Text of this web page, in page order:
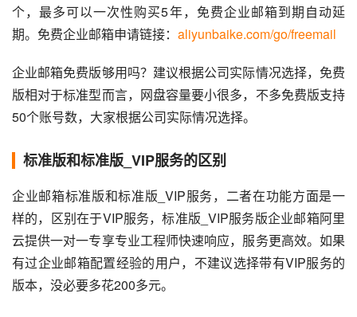
个，最多可以一次性购买5年，免费企业邮箱到期自动延
期。免费企业邮箱申请链接： aliyunbaike.com/go/freemail
企业邮箱免费版够用吗？建议根据公司实际情况选择，免费
版相对于标准型而言，网盘容量要小很多，不多免费版支持
50个账号数，大家根据公司实际情况选择。
标准版和标准版_VIP服务的区别
企业邮箱标准版和标准版_VIP服务，二者在功能方面是一
样的，区别在于VIP服务，标准版_VIP服务版企业邮箱阿里
云提供一对一专享专业工程师快速响应，服务更高效。如果
有过企业邮箱配置经验的用户，不建议选择带有VIP服务的
版本，没必要多花200多元。